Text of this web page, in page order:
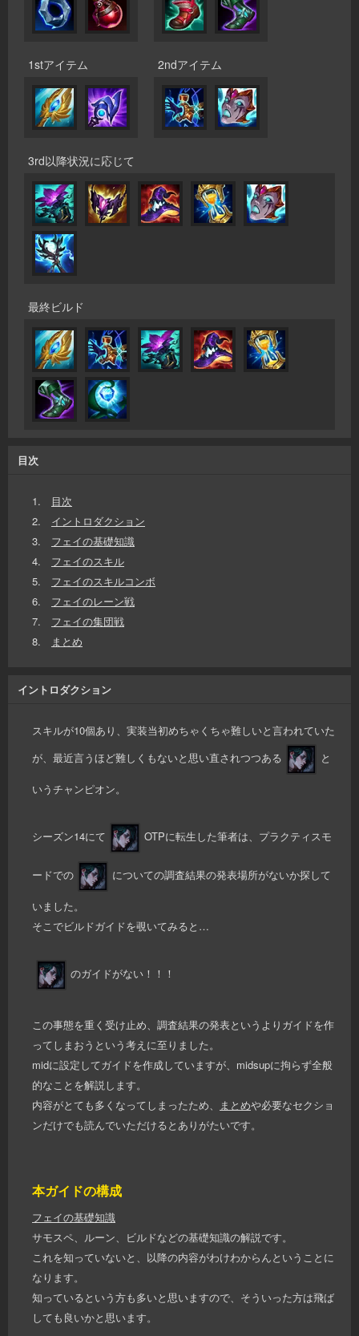
1stアイテム 2ndアイテム
3rd以降状況に応じて
最終ビルド
目次
1.
目次
2. イントロダクション
3. フェイの基礎知識
4. フェイのスキル
5. フェイのスキルコンボ
6. フェイのレーン戦
7. フェイの集団戦
8.
まとめ
イントロダクション
スキルが10個あり、実装当初めちゃくちゃ難しいと言われていた
が、最近言うほど難しくもないと思い直されつつある
と
いうチャンピオン。
シーズン14にて OTPに転生した筆者は、プラクティスモ
ードでの についての調査結果の発表場所がないか探して
いました。
そこでビルドガイドを覗いてみると…
のガイドがない！！！
この事態を重く受け止め、調査結果の発表というよりガイドを作
ってしまおうという考えに至りました。
midに設定してガイドを作成していますが、midsupに拘らず全般
的なことを解説します。
内容がとても多くなってしまったため、
まとめや必要なセクショ
ンだけでも読んでいただけるとありがたいです。
本ガイドの構成
フェイの基礎知識
サモスペ、ルーン、ビルドなどの基礎知識の解説です。
これを知っていないと、以降の内容がわけわからんということに
なります。
知っているという方も多いと思いますので、そういった方は飛ば
しても良いかと思います。